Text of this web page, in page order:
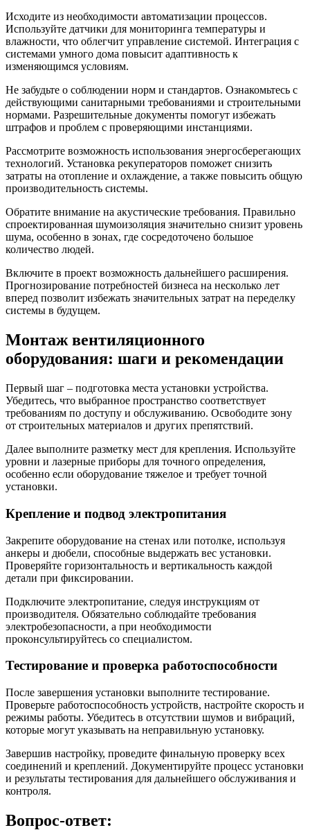
Исходите из необходимости автоматизации процессов.
Используйте датчики для мониторинга температуры и
влажности, что облегчит управление системой. Интеграция с
системами умного дома повысит адаптивность к
изменяющимся условиям.
Не забудьте о соблюдении норм и стандартов. Ознакомьтесь с
действующими санитарными требованиями и строительными
нормами. Разрешительные документы помогут избежать
штрафов и проблем с проверяющими инстанциями.
Рассмотрите возможность использования энергосберегающих
технологий. Установка рекуператоров поможет снизить
затраты на отопление и охлаждение, а также повысить общую
производительность системы.
Обратите внимание на акустические требования. Правильно
спроектированная шумоизоляция значительно снизит уровень
шума, особенно в зонах, где сосредоточено большое
количество людей.
Включите в проект возможность дальнейшего расширения.
Прогнозирование потребностей бизнеса на несколько лет
вперед позволит избежать значительных затрат на переделку
системы в будущем.
Монтаж вентиляционного
оборудования: шаги и рекомендации
Первый шаг – подготовка места установки устройства.
Убедитесь, что выбранное пространство соответствует
требованиям по доступу и обслуживанию. Освободите зону
от строительных материалов и других препятствий.
Далее выполните разметку мест для крепления. Используйте
уровни и лазерные приборы для точного определения,
особенно если оборудование тяжелое и требует точной
установки.
Крепление и подвод электропитания
Закрепите оборудование на стенах или потолке, используя
анкеры и дюбели, способные выдержать вес установки.
Проверяйте горизонтальность и вертикальность каждой
детали при фиксировании.
Подключите электропитание, следуя инструкциям от
производителя. Обязательно соблюдайте требования
электробезопасности, а при необходимости
проконсультируйтесь со специалистом.
Тестирование и проверка работоспособности
После завершения установки выполните тестирование.
Проверьте работоспособность устройств, настройте скорость и
режимы работы. Убедитесь в отсутствии шумов и вибраций,
которые могут указывать на неправильную установку.
Завершив настройку, проведите финальную проверку всех
соединений и креплений. Документируйте процесс установки
и результаты тестирования для дальнейшего обслуживания и
контроля.
Вопрос-ответ: